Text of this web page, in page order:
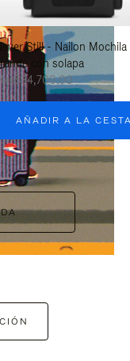
Still - Nailon Mochila
con solapa
AÑADIR A LA